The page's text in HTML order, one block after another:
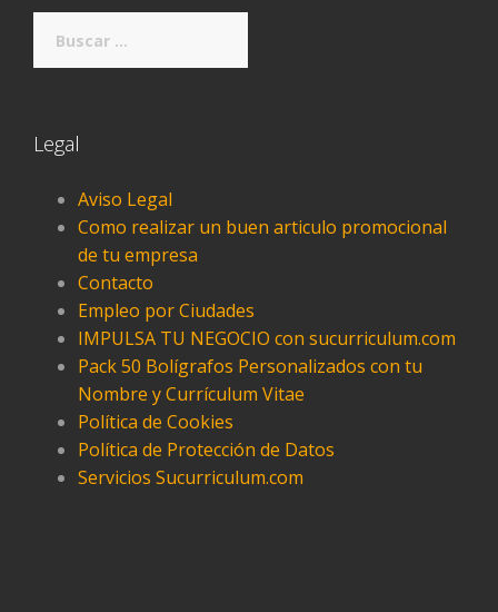
Legal
Aviso Legal
Como realizar un buen articulo promocional
de tu empresa
Contacto
Empleo por Ciudades
IMPULSA TU NEGOCIO con sucurriculum.com
Pack 50 Bolígrafos Personalizados con tu
Nombre y Currículum Vitae
Política de Cookies
Política de Protección de Datos
Servicios Sucurriculum.com